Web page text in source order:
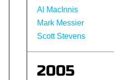
Al MacInnis
Mark Messier
Scott Stevens
2005